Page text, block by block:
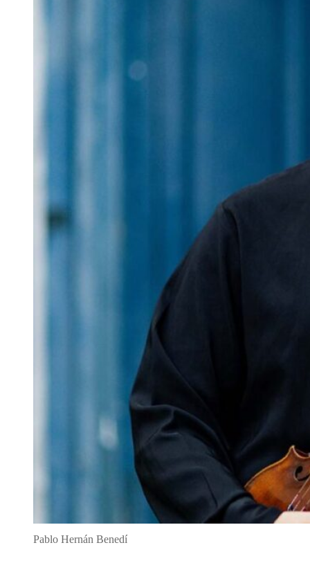
Pablo Hernán Benedí